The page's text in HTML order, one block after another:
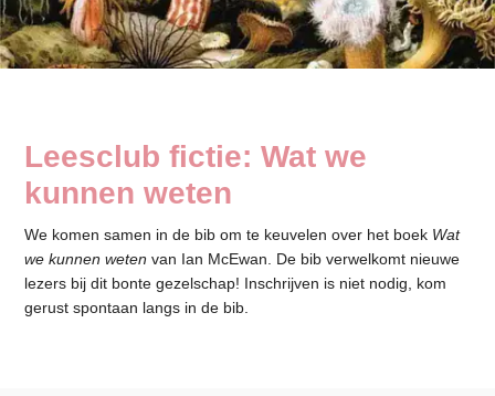
Leesclub fictie: Wat we
kunnen weten
We komen samen in de bib om te keuvelen over het boek Wat
we kunnen weten van Ian McEwan. De bib verwelkomt nieuwe
lezers bij dit bonte gezelschap! Inschrijven is niet nodig, kom
gerust spontaan langs in de bib.